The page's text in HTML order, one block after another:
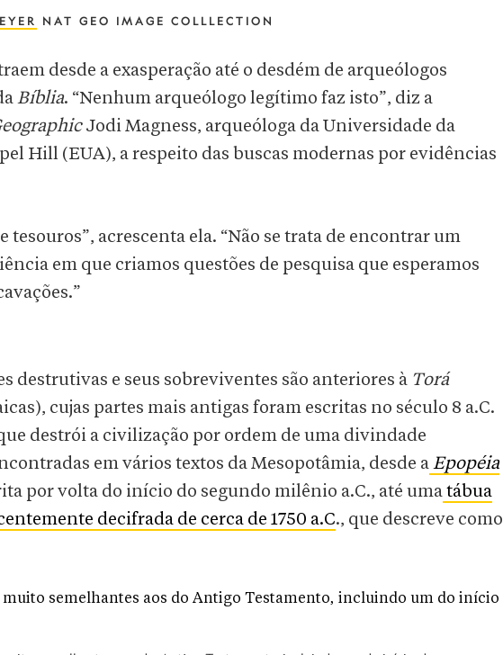
NAT GEO IMAGE COLLLECTION
desde a exasperação até o desdém de arqueólogos
Bíblia. “Nenhum arqueólogo legítimo faz isto”, diz a
Jodi Magness, arqueóloga da Universidade da
Hill (EUA), a respeito das buscas modernas por evidências
tesouros”, acrescenta ela. “Não se trata de encontrar um
em que criamos questões de pesquisa que esperamos
destrutivas e seus sobreviventes são anteriores à Torá
cujas partes mais antigas foram escritas no século 8 a.C.
destrói a civilização por ordem de uma divindade
em vários textos da Mesopotâmia, desde aEpopéia
por volta do início do segundo milênio a.C., até umatábua
decifrada de cerca de 1750 a.C., que descreve como